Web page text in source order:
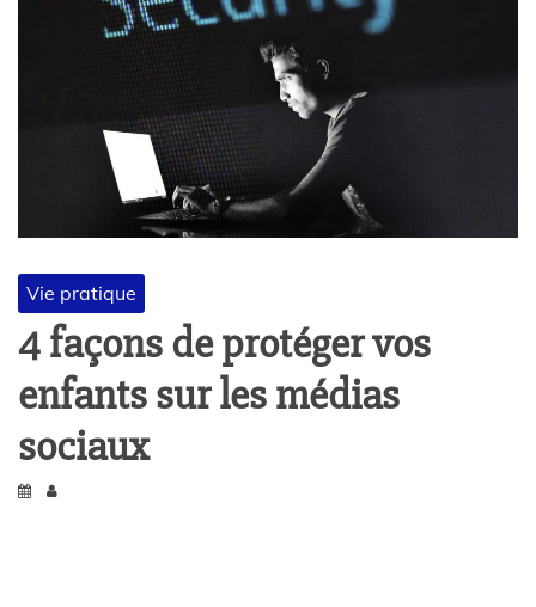
Vie pratique
4 façons de protéger vos
enfants sur les médias
sociaux